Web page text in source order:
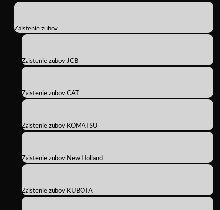
Zaistenie zubov
Zaistenie zubov JCB
Zaistenie zubov CAT
Zaistenie zubov KOMATSU
Zaistenie zubov New Holland
Zaistenie zubov KUBOTA